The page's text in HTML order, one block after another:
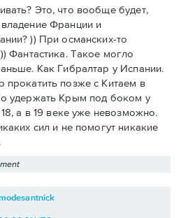
Это, что вообще будет,
Франции и
)) При османских-то
Фантастика. Такое могло
Как Гибралтар у Испании.
прокатить позже с Китаем в
удержать Крым под боком у
а в 19 веке уже невозможно.
сил и не помогут никакие